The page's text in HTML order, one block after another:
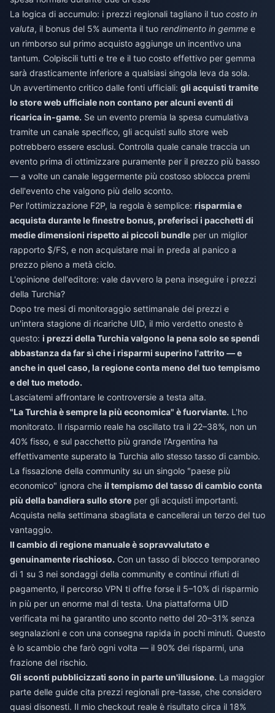
La logica di accumulo: i prezzi regionali tagliano il tuo costo in
valuta, il bonus del 5% aumenta il tuo rendimento in gemme e
un rimborso sul primo acquisto aggiunge un incentivo una
tantum. Colpiscili tutti e tre e il tuo costo effettivo per gemma
sarà drasticamente inferiore a qualsiasi singola leva da sola.
Un avvertimento critico dalle fonti ufficiali: gli acquisti tramite
lo store web ufficiale non contano per alcuni eventi di
ricarica in-game. Se un evento premia la spesa cumulativa
tramite un canale specifico, gli acquisti sullo store web
potrebbero essere esclusi. Controlla quale canale traccia un
evento prima di ottimizzare puramente per il prezzo più basso
— a volte un canale leggermente più costoso sblocca premi
dell'evento che valgono più dello sconto.
Per l'ottimizzazione F2P, la regola è semplice: risparmia e
acquista durante le finestre bonus, preferisci i pacchetti di
medie dimensioni rispetto ai piccoli bundle per un miglior
rapporto $/FS, e non acquistare mai in preda al panico a
prezzo pieno a metà ciclo.
L'opinione dell'editore: vale davvero la pena inseguire i prezzi
della Turchia?
Dopo tre mesi di monitoraggio settimanale dei prezzi e
un'intera stagione di ricariche UID, il mio verdetto onesto è
questo: i prezzi della Turchia valgono la pena solo se spendi
abbastanza da far sì che i risparmi superino l'attrito — e
anche in quel caso, la regione conta meno del tuo tempismo
e del tuo metodo.
Lasciatemi affrontare le controversie a testa alta.
"La Turchia è sempre la più economica" è fuorviante. L'ho
monitorato. Il risparmio reale ha oscillato tra il 22–38%, non un
40% fisso, e sul pacchetto più grande l'Argentina ha
effettivamente superato la Turchia allo stesso tasso di cambio.
La fissazione della community su un singolo "paese più
economico" ignora che il tempismo del tasso di cambio conta
più della bandiera sullo store per gli acquisti importanti.
Acquista nella settimana sbagliata e cancellerai un terzo del tuo
vantaggio.
Il cambio di regione manuale è sopravvalutato e
genuinamente rischioso. Con un tasso di blocco temporaneo
di 1 su 3 nei sondaggi della community e continui rifiuti di
pagamento, il percorso VPN ti offre forse il 5–10% di risparmio
in più per un enorme mal di testa. Una piattaforma UID
verificata mi ha garantito uno sconto netto del 20–31% senza
segnalazioni e con una consegna rapida in pochi minuti. Questo
è lo scambio che farò ogni volta — il 90% dei risparmi, una
frazione del rischio.
Gli sconti pubblicizzati sono in parte un'illusione. La maggior
parte delle guide cita prezzi regionali pre-tasse, che considero
quasi disonesti. Il mio checkout reale è risultato circa il 18%